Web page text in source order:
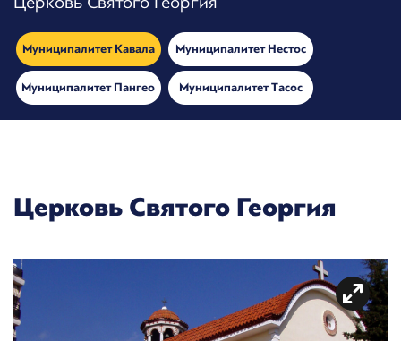
Муниципалитет Кавала Муниципалитет Нестос
Муниципалитет Пангео Муниципалитет Тасос
Церковь Святого Георгия